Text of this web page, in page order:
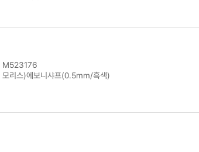
M523176
모리스)에보니샤프(0.5mm/흑색)